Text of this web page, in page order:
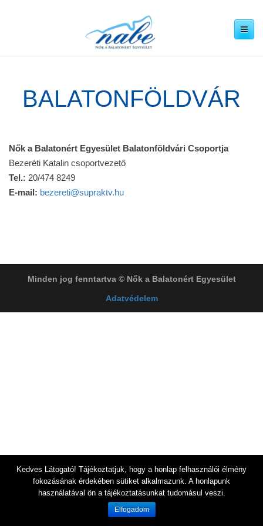
Navigáció
BALATONFÖLDVÁR
Nők a Balatonért Egyesület Balatonföldvári Csoportja
Bezeréti Katalin csoportvezető
Tel.: 20/474 8249
E-mail: bezereti@supraktv.hu
Minden jog fenntartva © Nők a Balatonért Egyesület
Adatvédelem
Kedves Látogató! Tájékoztatjuk, hogy a honlap felhasználói élmény
fokozásának érdekében sütiket alkalmazunk. A honlapunk
használatával ön a tájékoztatásunkat tudomásul veszi.
Elfogadom